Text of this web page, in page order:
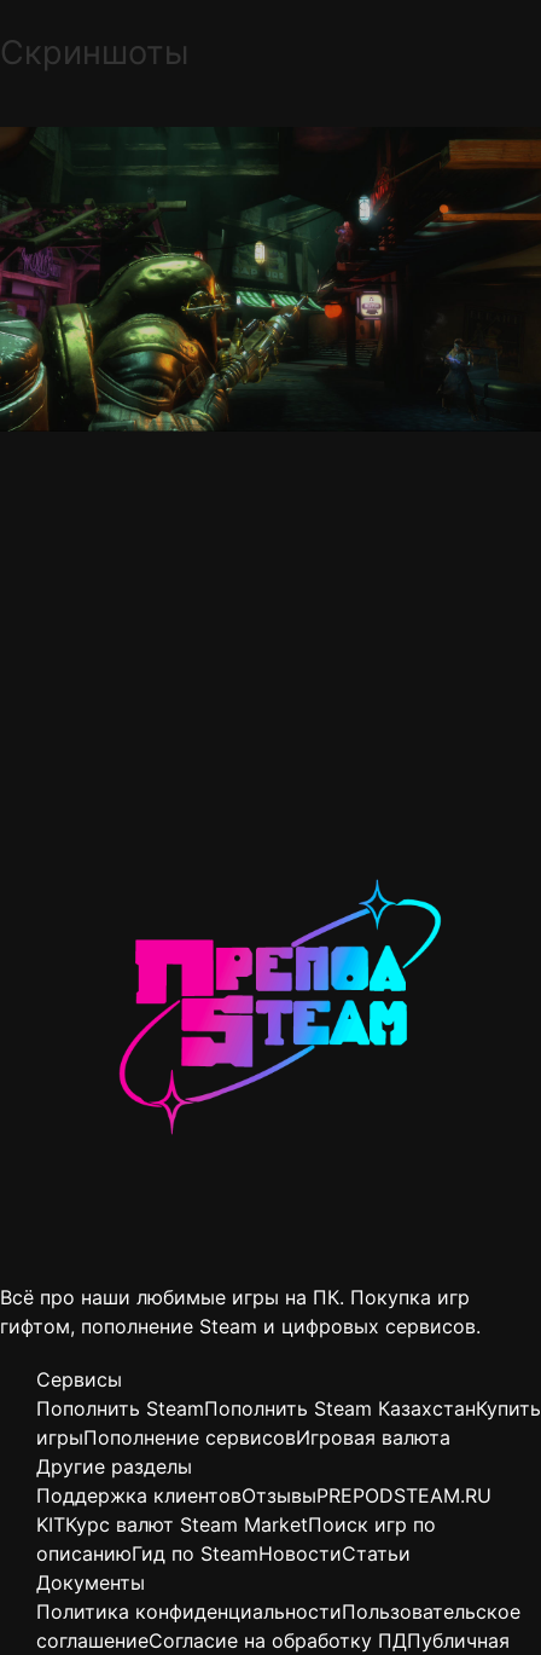
Скриншоты
Всё про наши любимые игры на ПК. Покупка игр
гифтом, пополнение Steam и цифровых сервисов.
Сервисы
Пополнить SteamПополнить Steam КазахстанКупить
игрыПополнение сервисовИгровая валюта
Другие разделы
Поддержка клиентовОтзывыPREPODSTEAM.RU
KITКурс валют Steam MarketПоиск игр по
описаниюГид по SteamНовостиСтатьи
Документы
Политика конфиденциальностиПользовательское
соглашениеСогласие на обработку ПДПубличная